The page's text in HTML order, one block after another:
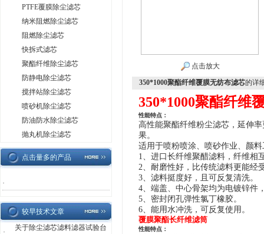
PTFE覆膜除尘滤芯
纳米阻燃除尘滤芯
阻燃除尘滤芯
快拆式滤芯
聚酯纤维除尘滤芯
防静电除尘滤芯
搅拌站除尘滤芯
喷砂机除尘滤芯
防油防水除尘滤芯
抛丸机除尘滤芯
点击量多的产品
·
较早技术文章
·
关于除尘滤芯滤料滤器试验台
点击放大
350*1000聚酯纤维覆膜无纺布滤芯的详
350*1000聚酯纤维
性能特点：
高性能聚酯纤维粉尘滤芯，延伸率
果。
适用于喷粉喷涂、喷砂作业、颜
1、进口长纤维聚醋滤料，纤维相
2、耐磨性好，比传统滤料更能经
3、滤料挺度好，且可反复清洗。
4、端盖、中心骨架均为电镀锌件
5、密封闭孔弹性氯丁橡胶。
6、 能用水冲洗，可反复使用。
覆膜聚酯长纤维滤筒
性能特点：